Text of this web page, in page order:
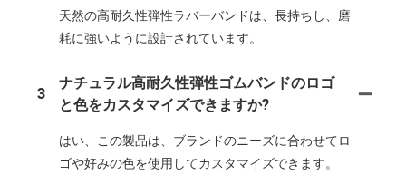
天然の高耐久性弾性ラバーバンドは、長持ちし、磨
耗に強いように設計されています。
3
ナチュラル高耐久性弾性ゴムバンドのロゴ
と色をカスタマイズできますか?
はい、この製品は、ブランドのニーズに合わせてロ
ゴや好みの色を使用してカスタマイズできます。